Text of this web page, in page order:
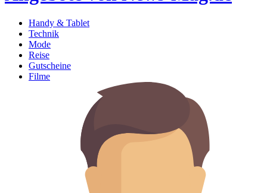
Handy & Tablet
Technik
Mode
Reise
Gutscheine
Filme